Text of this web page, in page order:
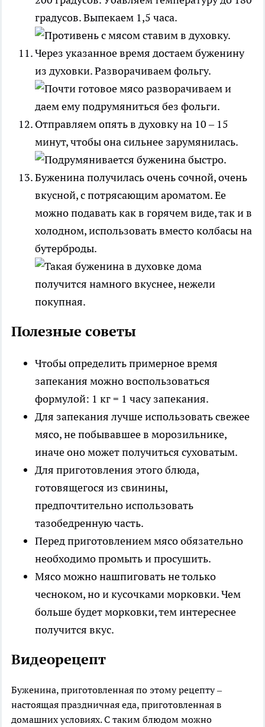
градусов. Выпекаем 1,5 часа.
Через указанное время достаем буженину
из духовки. Разворачиваем фольгу.
Отправляем опять в духовку на 10 – 15
минут, чтобы она сильнее зарумянилась.
Буженина получилась очень сочной, очень
вкусной, с потрясающим ароматом. Ее
можно подавать как в горячем виде, так и в
холодном, использовать вместо колбасы на
бутерброды.
Полезные советы
Чтобы определить примерное время
запекания можно воспользоваться
формулой: 1 кг = 1 часу запекания.
Для запекания лучше использовать свежее
мясо, не побывавшее в морозильнике,
иначе оно может получиться суховатым.
Для приготовления этого блюда,
готовящегося из свинины,
предпочтительно использовать
тазобедренную часть.
Перед приготовлением мясо обязательно
необходимо промыть и просушить.
Мясо можно нашпиговать не только
чесноком, но и кусочками морковки. Чем
больше будет морковки, тем интереснее
получится вкус.
Видеорецепт
Буженина, приготовленная по этому рецепту –
настоящая праздничная еда, приготовленная в
домашних условиях. С таким блюдом можно